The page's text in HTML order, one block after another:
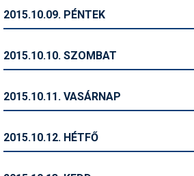
Portálinfo
Síbérletárak
Síbörze
Sífelszerelés
2015.10.09. PÉNTEK
2015.10.10. SZOMBAT
2015.10.11. VASÁRNAP
2015.10.12. HÉTFŐ